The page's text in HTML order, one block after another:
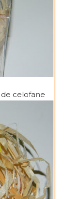
celofane